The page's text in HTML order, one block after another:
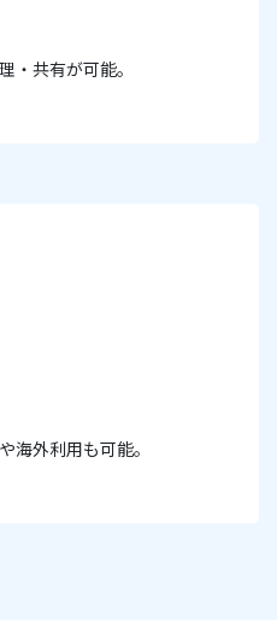
・共有が可能。
海外利用も可能。